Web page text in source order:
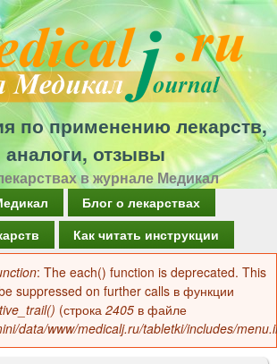
Перейти
к
основному
содержанию
по применению лекарств,
аналоги, отзывы
в журнале Медикал
Блог о лекарствах
Как читать инструкции
: The each() function is deprecated. This
suppressed on further calls в функции
(строка 2405 в файле
data/www/medicalj.ru/tabletki/includes/